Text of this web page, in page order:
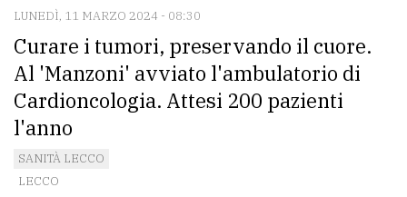
comune
Ricerca
avanzata
LE
ALTRE
LUNEDÌ, 11 MARZO 2024 - 08:30
Curare i tumori, preservando il cuore.
Al 'Manzoni' avviato l'ambulatorio di
Cardioncologia. Attesi 200 pazienti
l'anno
SANITÀ LECCO
LECCO